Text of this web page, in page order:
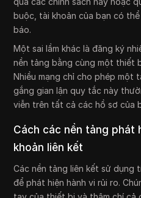
buộc, tài khoản của bạn có
báo.
Một sai lầm khác là đăng ký
nền tảng bằng cùng một thiết
Nhiều mạng chỉ cho phép một
gắng gian lận quy tắc này
viễn trên tất cả các hồ sơ của
Cách các nền tảng phát
khoản liên kết
Các nền tảng liên kết sử dụng
để phát hiện hành vi rủi ro.